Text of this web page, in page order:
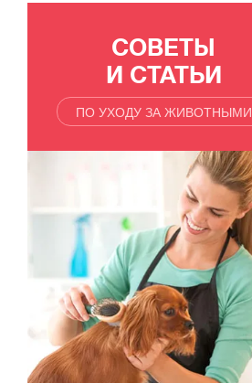
СОВЕТЫ
И СТАТЬИ
ПО УХОДУ ЗА ЖИВОТНЫМИ